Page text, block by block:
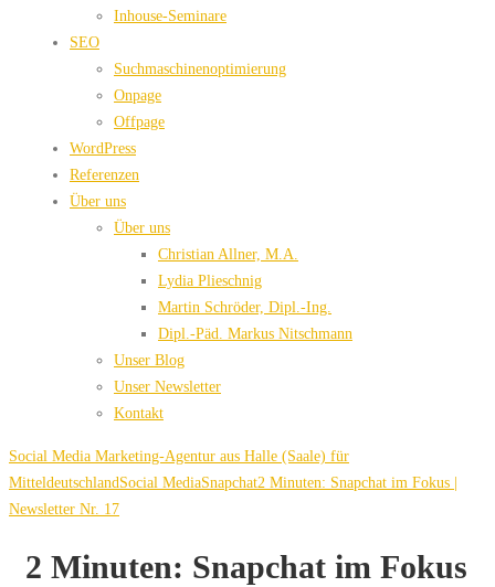
Inhouse-Seminare
SEO
Suchmaschinenoptimierung
Onpage
Offpage
WordPress
Referenzen
Über uns
Über uns
Christian Allner, M.A.
Lydia Plieschnig
Martin Schröder, Dipl.-Ing.
Dipl.-Päd. Markus Nitschmann
Unser Blog
Unser Newsletter
Kontakt
Social Media Marketing-Agentur aus Halle (Saale) für
MitteldeutschlandSocial MediaSnapchat2 Minuten: Snapchat im Fokus |
Newsletter Nr. 17
2 Minuten: Snapchat im Fokus